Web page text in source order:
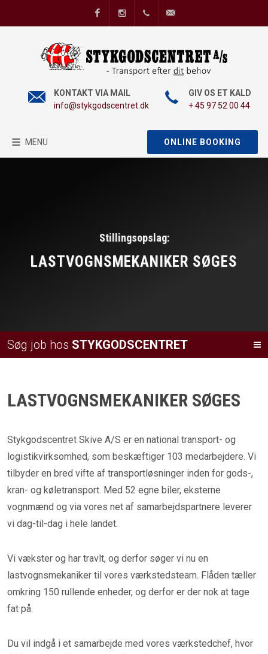
FacebookInstagram+45 97 52 00 44
KONTAKT VIA MAIL
info@stykgodscentret.dk
GIV OS ET KALD
+ 45 97 52 00 44
ONLINE BOOKING
MENU
Stillingsopslag:
LASTVOGNSMEKANIKER SØGES
Søg job hos STYKGODSCENTRET
LASTVOGNSMEKANIKER SØGES
Stykgodscentret Skive A/S er en national transport- og
logistikvirksomhed, som beskæftiger 103 medarbejdere. Vi
tilbyder en bred vifte af transportløsninger inden for gods-,
kran- og køletransport. Med 52 egne biler, eksterne
vognmænd og via vores net af samarbejdspartnere leverer
vi dag-til-dag i hele landet.
Vi vækster og har travlt, og derfor søger vi nu en
lastvognsmekaniker til vores værkstedsteam. Flåden tæller
omkring 150 rullende enheder, og derfor er der nok at tage
fat på.
Du vil indgå i et samarbejde med vores værkstedchef, hvor